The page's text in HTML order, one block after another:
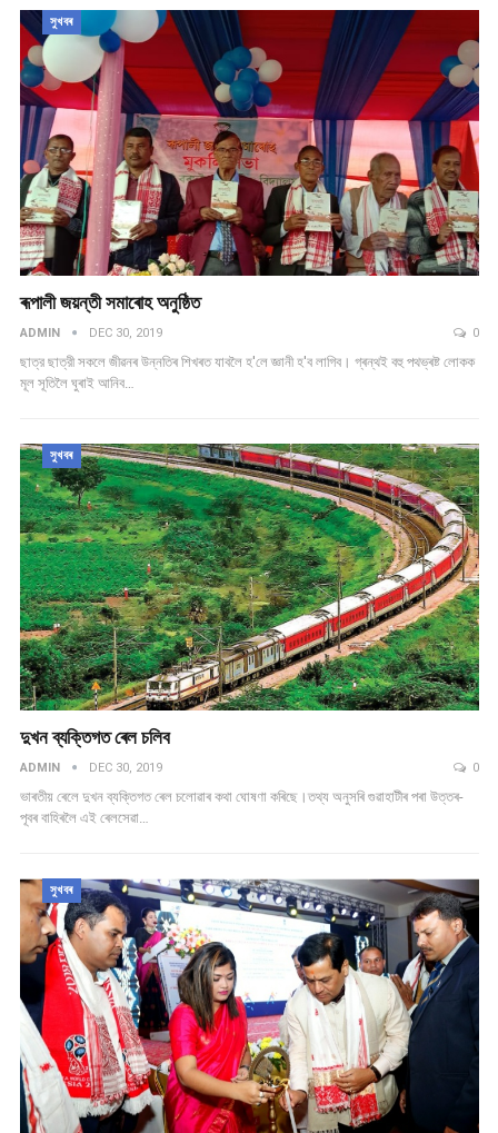
সুখবৰ
ৰূপালী জয়ন্তী সমাৰোহ অনুষ্ঠিত
ADMIN DEC 30, 2019 0
ছাত্র ছাত্রী সকলে জীৱনৰ উন্নতিৰ শিখৰত যাবলৈ হ'লে জ্ঞানী হ'ব লাগিব। গ্ৰন্থই বহু পথভ্ৰষ্ট লোকক
মূল সূতিলৈ ঘুৰাই আনিব…
সুখবৰ
দুখন ব্যক্তিগত ৰেল চলিব
ADMIN DEC 30, 2019 0
ভাৰতীয় ৰেলে দুখন ব্যক্তিগত ৰেল চলোৱাৰ কথা ঘোষণা কৰিছে।তথ্য অনুসৰি গুৱাহাটীৰ পৰা উত্তৰ-
পূবৰ বাহিৰলৈ এই ৰেলসেৱা…
সুখবৰ